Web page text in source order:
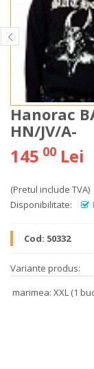
Hanorac
HN/JV/A-
145 00 Lei
(Pretul include TVA)
Disponibilitate:
Cod: 50332
Variante produs:
marimea: XXL (1